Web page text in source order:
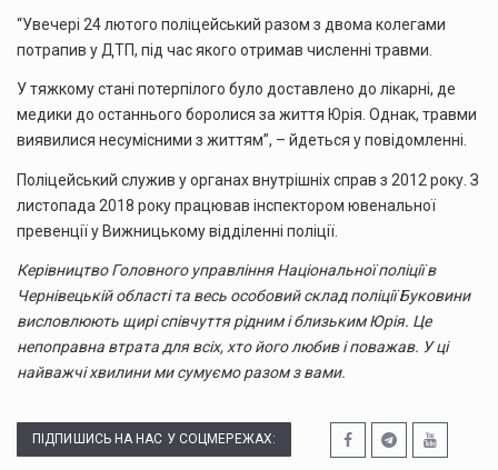
“Увечері 24 лютого поліцейський разом з двома колегами
потрапив у ДТП, під час якого отримав численні травми.
У тяжкому стані потерпілого було доставлено до лікарні, де
медики до останнього боролися за життя Юрія. Однак, травми
виявилися несумісними з життям”, – йдеться у повідомленні.
Поліцейський служив у органах внутрішніх справ з 2012 року. З
листопада 2018 року працював інспектором ювенальної
превенції у Вижницькому відділенні поліції.
Керівництво Головного управління Національної поліції в
Чернівецькій області та весь особовий склад поліції Буковини
висловлюють щирі співчуття рідним і близьким Юрія. Це
непоправна втрата для всіх, хто його любив і поважав. У ці
найважчі хвилини ми сумуємо разом з вами.
ПІДПИШИСЬ НА НАС У СОЦМЕРЕЖАХ: